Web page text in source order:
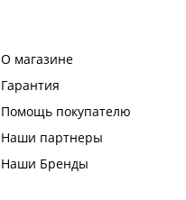
О магазине
Гарантия
Помощь покупателю
Наши партнеры
Наши Бренды